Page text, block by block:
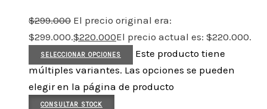
$299.000 El precio original era:
$299.000.$220.000El precio actual es: $220.000.
SELECCIONAR OPCIONES
Este producto tiene
múltiples variantes. Las opciones se pueden
elegir en la página de producto
CONSULTAR STOCK